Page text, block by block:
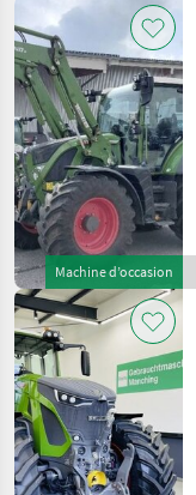
Machine d’occasion